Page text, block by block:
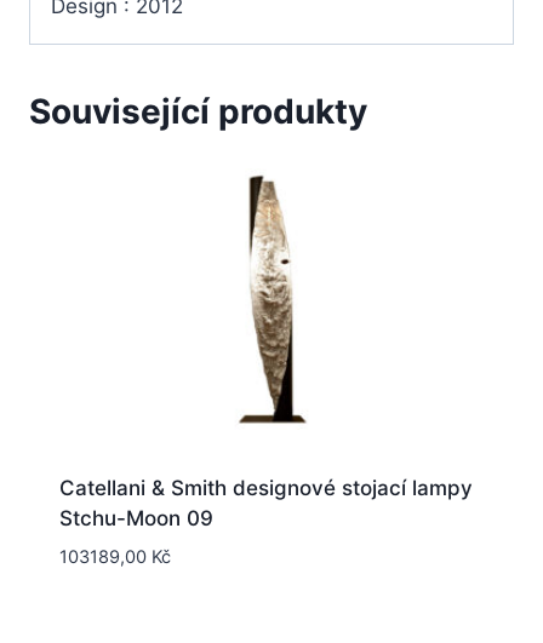
Design : 2012
Související produkty
Catellani & Smith designové stojací lampy
Stchu-Moon 09
103189,00 Kč